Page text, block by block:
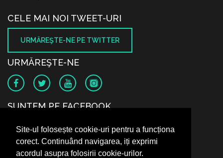
Site-ul folosește cookie-uri pentru a funcționa
corect. Continuând navigarea, iți exprimi
acordul asupra folosirii cookie-urilor.
CELE MAI NOI TWEET-URI
URMĂREŞTE-NE PE TWITTER
URMĂREŞTE-NE
SUNTEM PE FACEBOOK